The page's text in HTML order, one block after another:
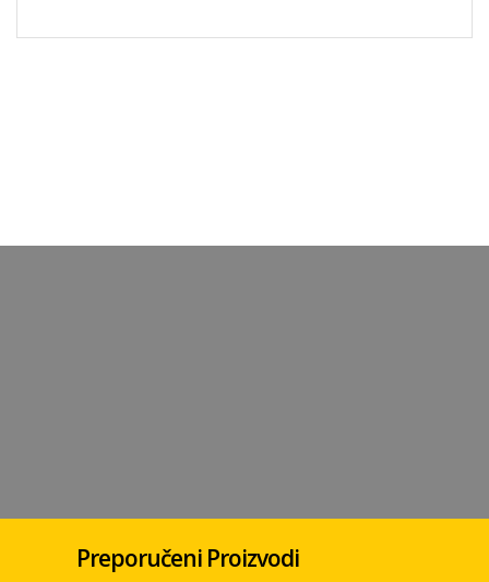
Preporučeni Proizvodi